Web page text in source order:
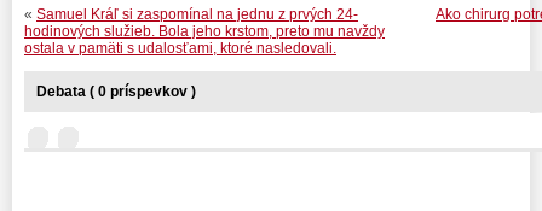
Ako chirurg
« Samuel Kráľ si zaspomínal na jednu z prvých 24-
hodinových služieb. Bola jeho krstom, preto mu navždy
ostala v pamäti s udalosťami, ktoré nasledovali.
Debata ( 0 príspevkov )